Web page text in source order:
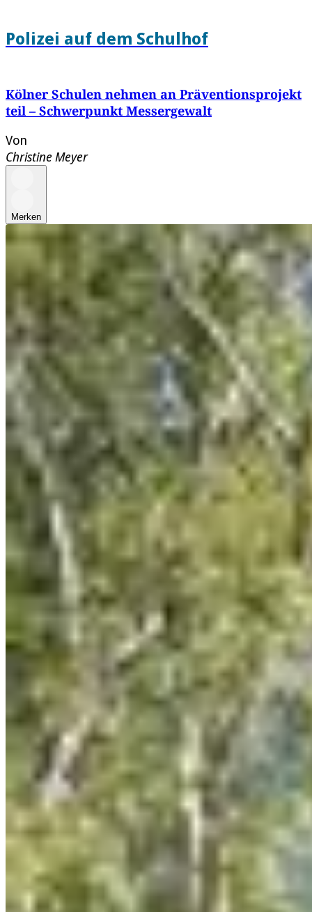
Polizei auf dem Schulhof
Kölner Schulen nehmen an Präventionsprojekt
teil – Schwerpunkt Messergewalt
Von
Christine Meyer
Merken